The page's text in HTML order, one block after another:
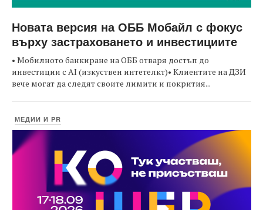
Новата версия на ОББ Мобайл с фокус
върху застраховането и инвестициите
• Мобилното банкиране на ОББ отваря достъп до
инвестиции с AI (изкуствен интетелкт)• Клиентите на ДЗИ
вече могат да следят своите лимити и покрития...
МЕДИИ И PR